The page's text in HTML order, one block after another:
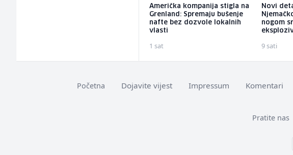
Američka kompanija stigla na
Grenland: Spremaju bušenje
nafte bez dozvole lokalnih
vlasti
1 sat
Novi
nogom
9 sati
Početna Dojavite vijest Impressum Komentari
Pratite nas